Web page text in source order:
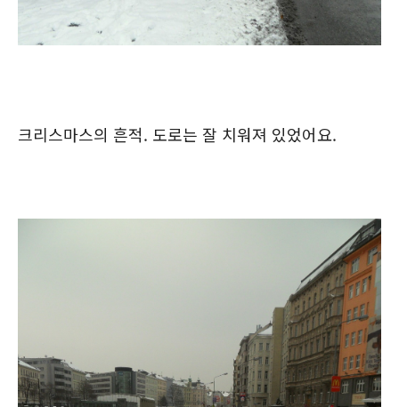
크리스마스의 흔적. 도로는 잘 치워져 있었어요.